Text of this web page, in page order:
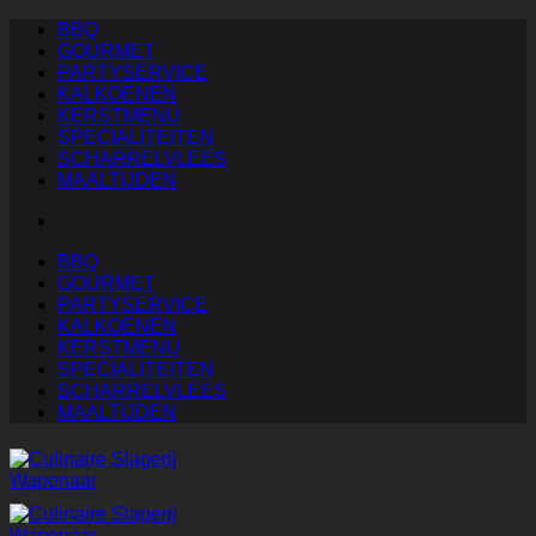
naar
inhoud
BBQ
GOURMET
PARTYSERVICE
KALKOENEN
KERSTMENU
SPECIALITEITEN
SCHARRELVLEES
MAALTIJDEN
BBQ
GOURMET
PARTYSERVICE
KALKOENEN
KERSTMENU
SPECIALITEITEN
SCHARRELVLEES
MAALTIJDEN